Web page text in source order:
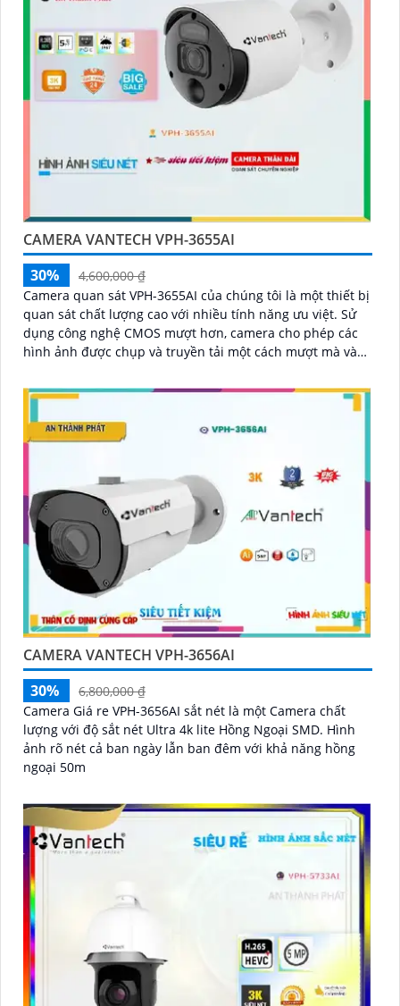
CAMERA VANTECH VPH-3655AI
30%
4,600,000 ₫
Camera quan sát VPH-3655AI của chúng tôi là một thiết bị
quan sát chất lượng cao với nhiều tính năng ưu việt. Sử
dụng công nghệ CMOS mượt hơn, camera cho phép các
hình ảnh được chụp và truyền tải một cách mượt mà và
CAMERA VANTECH VPH-3656AI
30%
6,800,000 ₫
Camera Giá re VPH-3656AI sắt nét là một Camera chất
lượng với độ sắt nét Ultra 4k lite Hồng Ngoại SMD. Hình
ảnh rõ nét cả ban ngày lẫn ban đêm với khả năng hồng
ngoại 50m